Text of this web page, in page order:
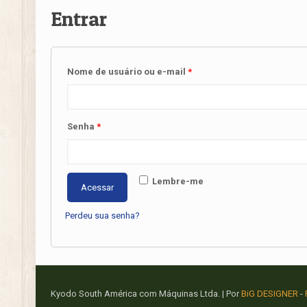
Entrar
Nome de usuário ou e-mail*
Senha*
Lembre-me
Acessar
Perdeu sua senha?
Kyodo South América com Máquinas Ltda. | PorBiG DESIGNER-